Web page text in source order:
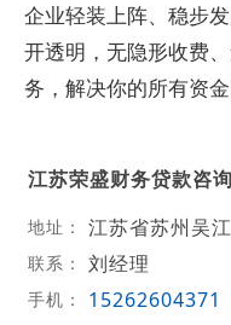
企业轻装上阵、稳步
开透明，无隐形收费
务，解决你的所有资金
江苏荣盛财务贷款咨
地址： 江苏省苏州吴江
联系： 刘经理
手机： 15262604371